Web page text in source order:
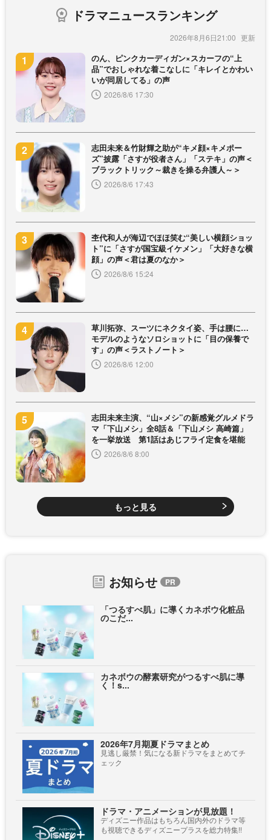
ドラマニュースランキング
2026年8月6日21:00
のん、ピンクカーディガン×スカーフの“上
品”でおしゃれな着こなしに「キレイとかわい
いが同居してる」の声
2026/8/6 17:30
志田未来＆竹財輝之助が“キメ顔×キメポー
ズ”披露「さすが役者さん」「ステキ」の声＜
ブラックトリック～裁きを操る弁護人～＞
2026/8/6 17:43
杢代和人が海辺でほほ笑む“美しい横顔ショッ
ト”に「さすが国宝級イケメン」「大好きな横
顔」の声＜君は夏のなか＞
2026/8/6 15:24
草川拓弥、スーツにネクタイ姿、手は腰に…
モデルのようなソロショットに「目の保養で
す」の声＜ラストノート＞
2026/8/6 12:00
志田未来主演、“山×メシ”の新感覚グルメドラ
マ「下山メシ」全8話＆「下山メシ 高崎篇」
を一挙放送 第1話はあじフライ定食を堪能
2026/8/6 8:00
もっと見る
お知らせ
「つるすべ肌」に導くカネボウ化粧品
のこだ...
カネボウの酵素研究がつるすべ肌に導
く！s...
2026年7月期夏ドラマまとめ
見逃し厳禁！気になる新ドラマをまとめてチ
ェック
ドラマ・アニメーションが見放題！
ディズニー作品はもちろん国内外のドラマ等
も視聴できるディズニープラスを総力特集!!